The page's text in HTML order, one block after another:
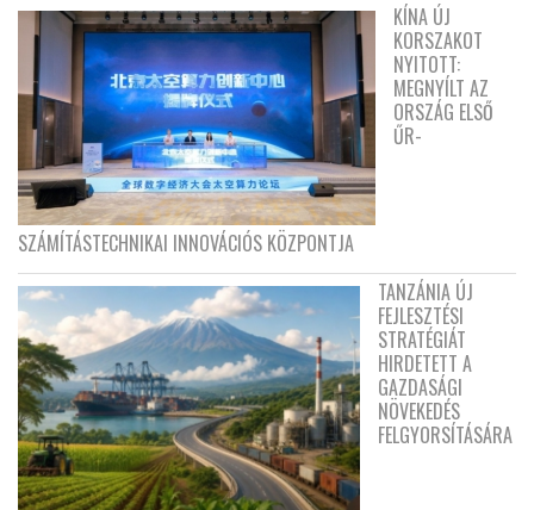
KÍNA ÚJ
KORSZAKOT
NYITOTT:
MEGNYÍLT AZ
ORSZÁG ELSŐ
ŰR-
SZÁMÍTÁSTECHNIKAI INNOVÁCIÓS KÖZPONTJA
TANZÁNIA ÚJ
FEJLESZTÉSI
STRATÉGIÁT
HIRDETETT A
GAZDASÁGI
NÖVEKEDÉS
FELGYORSÍTÁSÁRA